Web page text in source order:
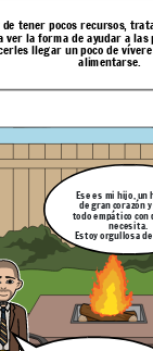
de tener pocos recursos,
ver la forma de ayudar a las
llegar un poco de
alimentarse.
Ese es mi hijo, un
de gran corazón
todo empático con
necesita.
Estoy orgullosa